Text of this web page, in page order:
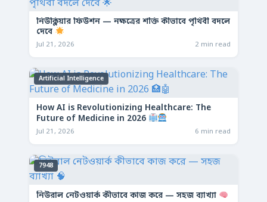
নিউক্লিয়ার ফিউশন — নক্ষত্রের শক্তি কীভাবে পৃথিবী বদলে
দেবে
Jul 21, 2026 2 min read
Artificial Intelligence
How AI is Revolutionizing Healthcare: The
Future of Medicine in 2026
Jul 21, 2026 6 min read
7948
নিউরাল নেটওয়ার্ক কীভাবে কাজ করে — সহজ ব্যাখ্যা